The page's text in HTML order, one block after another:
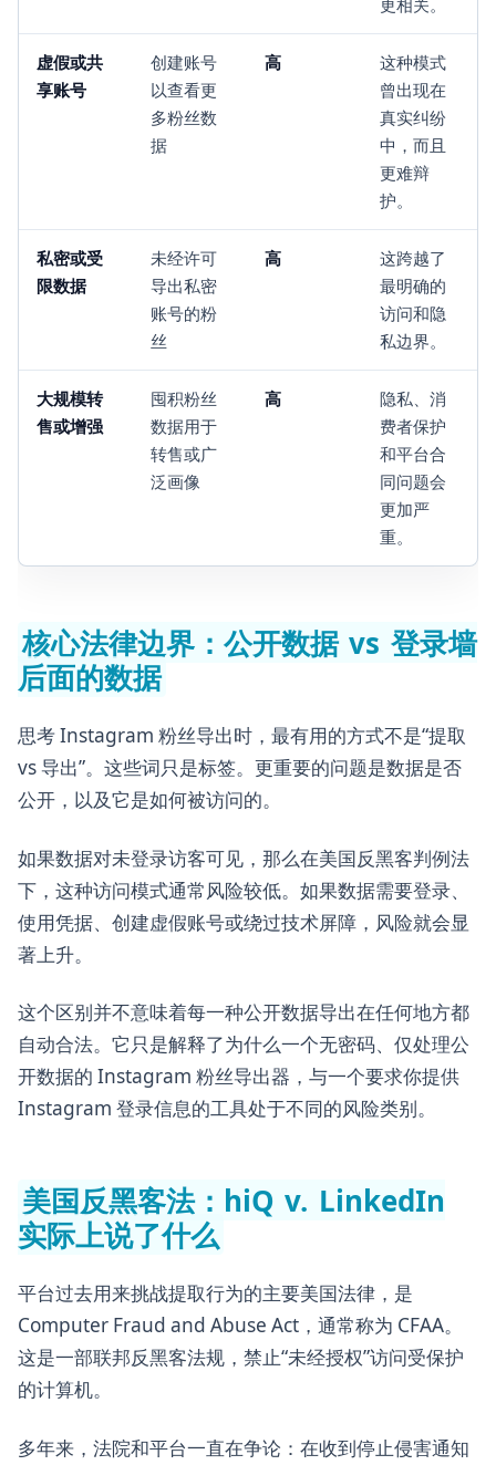
虚假或共
享账号
创建账号
以查看更
多粉丝数
据
高
这种模式
曾出现在
真实纠纷
中，而且
更难辩
护。
私密或受
限数据
未经许可
导出私密
账号的粉
丝
高
这跨越了
最明确的
访问和隐
私边界。
大规模转
售或增强
囤积粉丝
数据用于
转售或广
泛画像
高
隐私、消
费者保护
和平台合
同问题会
更加严
重。
核心法律边界：公开数据 vs 登录墙
后面的数据
思考 Instagram 粉丝导出时，最有用的方式不是“提取
vs 导出”。这些词只是标签。更重要的问题是数据是否
公开，以及它是如何被访问的。
如果数据对未登录访客可见，那么在美国反黑客判例法
下，这种访问模式通常风险较低。如果数据需要登录、
使用凭据、创建虚假账号或绕过技术屏障，风险就会显
著上升。
这个区别并不意味着每一种公开数据导出在任何地方都
自动合法。它只是解释了为什么一个无密码、仅处理公
开数据的 Instagram 粉丝导出器，与一个要求你提供
Instagram 登录信息的工具处于不同的风险类别。
美国反黑客法：hiQ v. LinkedIn
实际上说了什么
平台过去用来挑战提取行为的主要美国法律，是
Computer Fraud and Abuse Act，通常称为 CFAA。
这是一部联邦反黑客法规，禁止“未经授权”访问受保护
的计算机。
多年来，法院和平台一直在争论：在收到停止侵害通知